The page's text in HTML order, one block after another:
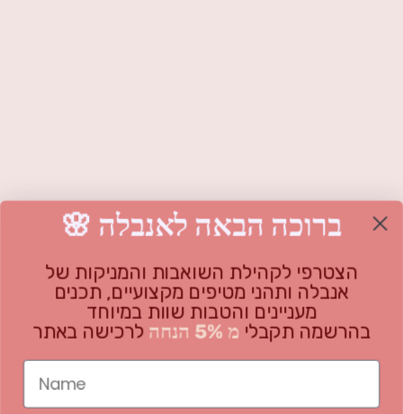
אנבלה משאבת הנקה דו"צ
כל המוצרים
מארזים
אביזרים
GIFT CARD - גיפט קארד
מידע
שאלות נפוצות
אודות
צרי קשר
אנבלה בשילב
על החברה
מדיניות משלוחים והחזרות
תקנון האתר
הצהרת נגישות
אנחנו כאן בשבילך!
🌸 ברוכה הבאה לאנבלה
הצטרפי לקהילת השואבות והמניקות של
אנבלה ותהני מטיפים מקצועיים, תכנים
מעניינים והטבות שוות במיוחד
בהרשמה תקבלי מ 5% הנחה לרכישה באתר
Name